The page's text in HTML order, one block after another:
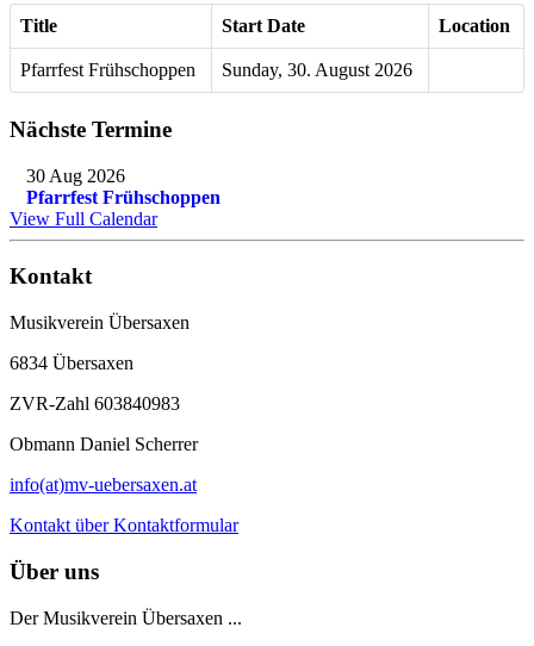
Title Start Date Location
Pfarrfest Frühschoppen Sunday, 30. August 2026
Nächste Termine
30 Aug 2026
Pfarrfest Frühschoppen
View Full Calendar
Kontakt
Musikverein Übersaxen
6834 Übersaxen
ZVR-Zahl 603840983
Obmann Daniel Scherrer
info(at)mv-uebersaxen.at
Kontakt über Kontaktformular
Über uns
Der Musikverein Übersaxen ...